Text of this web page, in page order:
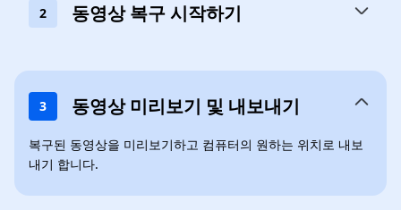
2 동영상 복구 시작하기
3 동영상 미리보기 및 내보내기
복구된 동영상을 미리보기하고 컴퓨터의 원하는 위치로 내보
내기 합니다.